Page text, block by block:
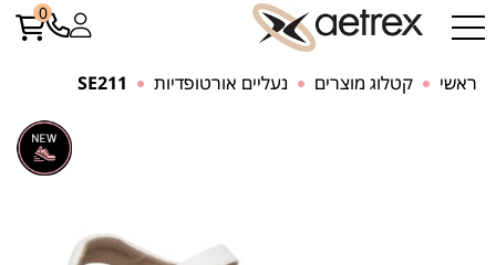
0
ראשי קטלוג מוצרים נעליים אורטופדיות SE211